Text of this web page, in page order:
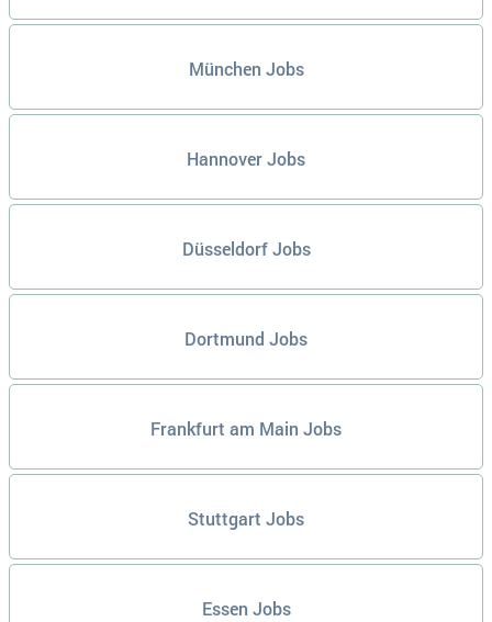
München Jobs
Hannover Jobs
Düsseldorf Jobs
Dortmund Jobs
Frankfurt am Main Jobs
Stuttgart Jobs
Essen Jobs